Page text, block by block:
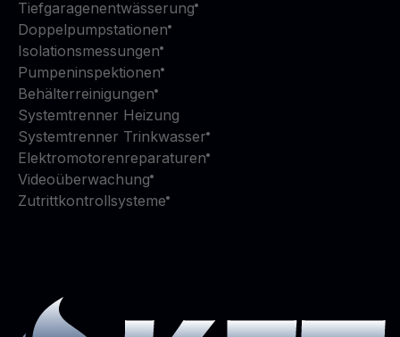
Tiefgaragenentwässerung
Doppelpumpstationen
Isolationsmessungen
Pumpeninspektionen
Behälterreinigungen
Systemtrenner Heizung
Systemtrenner Trinkwasser
Elektromotorenreparaturen
Videoüberwachung
Zutrittkontrollsysteme